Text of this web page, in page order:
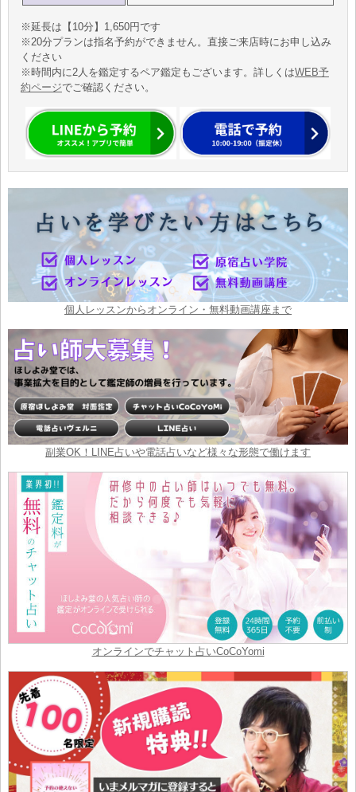
※延長は【10分】1,650円です
※20分プランは指名予約ができません。直接ご来店時にお申し込み
ください
※時間内に2人を鑑定するペア鑑定もございます。詳しくはWEB予
約ページでご確認ください。
個人レッスンからオンライン・無料動画講座まで
副業OK！LINE占いや電話占いなど様々な形態で働けます
オンラインでチャット占いCoCoYomi